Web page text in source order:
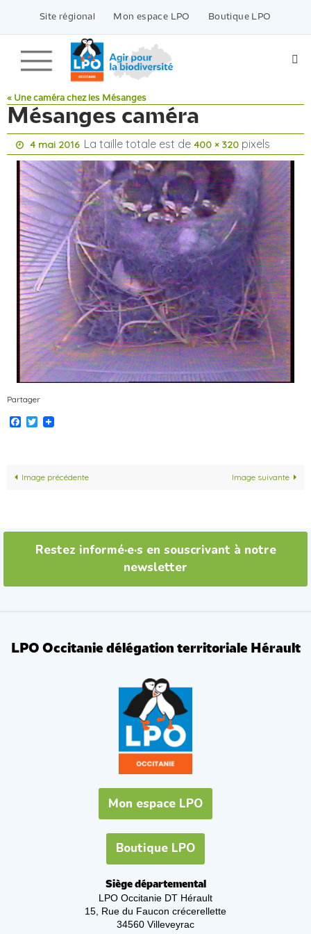
contenu
Site régional Mon espace LPO Boutique LPO
« Une caméra chez les Mésanges
Mésanges caméra
4 mai 2016 La taille totale est de400 × 320 pixels
Partager
Facebook
Twitter
Image précédente Image suivante
Restez informé·e·s en souscrivant à notre
newsletter
LPO Occitanie délégation territoriale Hérault
Mon espace LPO
Boutique LPO
Siège départemental
LPO Occitanie DT Hérault
15, Rue du Faucon crécerellette
34560 Villeveyrac